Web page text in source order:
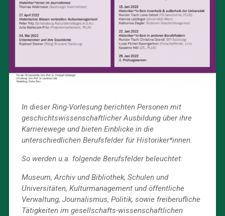
In dieser Ring-Vorlesung berichten Personen mit
geschichtswissenschaftlicher Ausbildung über ihre
Karrierewege und bieten Einblicke in die
unterschiedlichen Berufsfelder für Historiker*innen.
So werden u.a. folgende Berufsfelder beleuchtet:
Museum, Archiv und Bibliothek, Schulen und
Universitäten, Kulturmanagement und öffentliche
Verwaltung, Journalismus, Politik, sowie freiberufliche
Tätigkeiten im gesellschafts-wissenschaftlichen